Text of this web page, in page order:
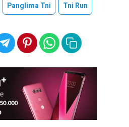
Panglima Tni Tni Run